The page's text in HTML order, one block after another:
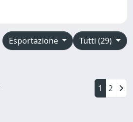
Tutti (29)
Esportazione
1 2